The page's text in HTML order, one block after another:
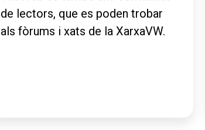
de lectors, que es poden trobar
als fòrums i xats de la XarxaVW.